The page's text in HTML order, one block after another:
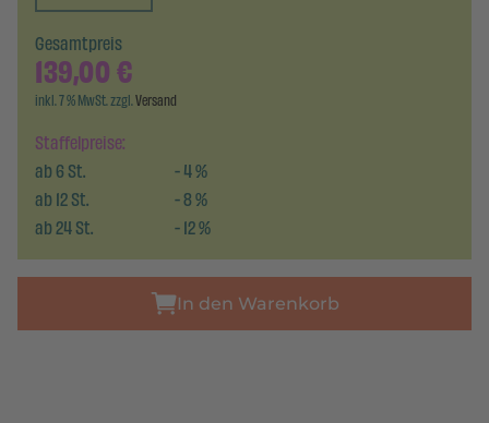
Staffelpreise:
ab6St. -4%
ab12St. -8%
ab24St. -12%
Gesamtpreis
139,00€
inkl. 7 % MwSt. zzgl.Versand
In den Warenkorb